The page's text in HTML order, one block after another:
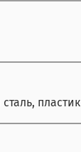
пластик